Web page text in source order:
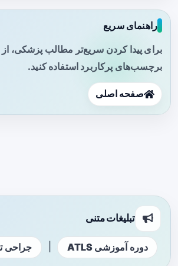
راهنمای سریع
برای پیدا کردن سریع‌تر مطالب پزشکی، از
برچسب‌های پرکاربرد استفاده کنید.
صفحه اصلی
تبلیغات متنی
دوره آموزشی ATLS جراحی